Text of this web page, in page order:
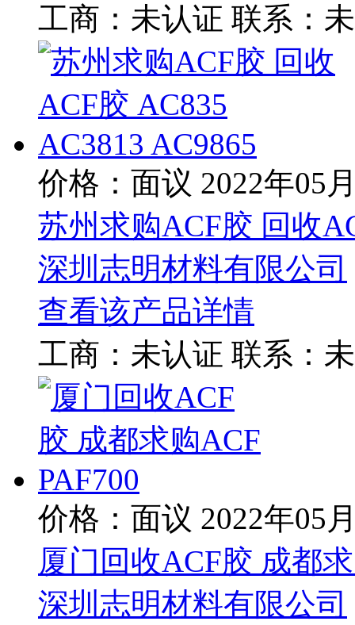
工商： 未认证 联系：
价格：面议 2022年05
苏州求购ACF胶 回收
深圳志明材料有限公司
查看该产品详情
工商： 未认证 联系：
价格：面议 2022年05
厦门回收ACF胶 成都
深圳志明材料有限公司